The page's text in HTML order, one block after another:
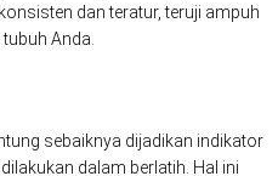
dan teratur, teruji ampuh
Anda.
sebaiknya dijadikan indikator
dalam berlatih. Hal ini